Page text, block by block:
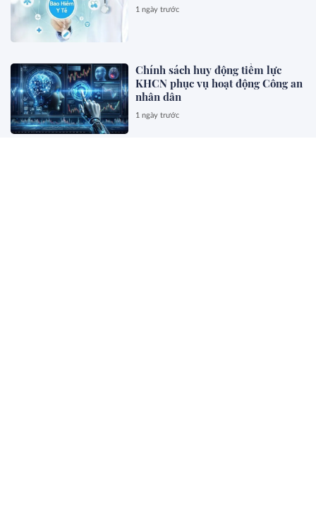
1 ngày trước
Chính sách huy động tiềm lực
KHCN phục vụ hoạt động Công an
nhân dân
1 ngày trước